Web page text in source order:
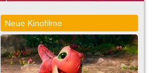
Neue Kinofilme